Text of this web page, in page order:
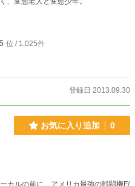
位 / 1,025件
登録日 2013.09.30
お気に入り追加 0
カルの前に、アメリカ最強の戦闘機F/